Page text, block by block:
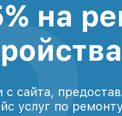
на
сайта,
услуг по